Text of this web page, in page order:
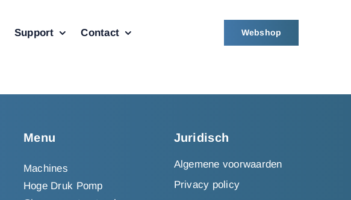
Support Contact Webshop
Menu
Machines
Hoge Druk Pomp
Juridisch
Algemene voorwaarden
Privacy policy